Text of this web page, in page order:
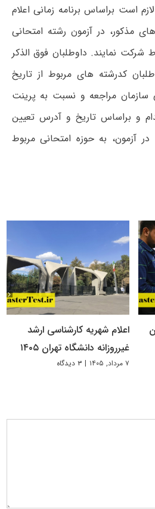
است براساس برنامه زمانی اعلام
مذکور، در آزمون رشته امتحانی
شرکت نمایند. داوطلبان فوق الذکر
کدرشته های مربوط از تاریخ
سازمان مراجعه و نسبت به پرینت
و براساس تاریخ و آدرس تعیین
آزمون، به حوزه امتحانی مربوط
اعلام شهریه کارشناسی ارشد
غیرروزانه دانشگاه تهران ۱۴۰۵
۷ مرداد, ۱۴۰۵ | ۳ دیدگاه